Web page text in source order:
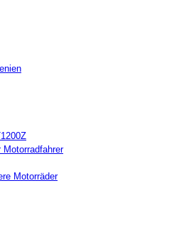
Motorräder